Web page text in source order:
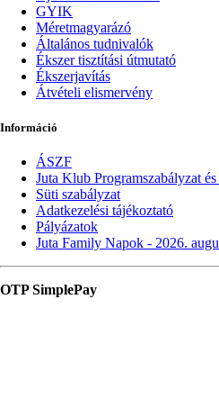
GYIK
Méretmagyarázó
Általános tudnivalók
Ékszer tisztítási útmutató
Ékszerjavítás
Átvételi elismervény
Információ
ÁSZF
Juta Klub Programszabályzat
Süti szabályzat
Adatkezelési tájékoztató
Pályázatok
Juta Family Napok - 2026.
OTP SimplePay